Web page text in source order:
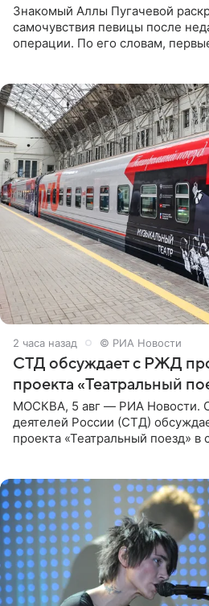
Знакомый Аллы Пугачевой
самочувствия певицы после
операции. По его словам,
2 часа назад © РИА Новости
СТД обсуждает с РЖД
проекта «Театральный
МОСКВА, 5 авг — РИА Новости.
деятелей России (СТД)
проекта «Театральный поезд» в